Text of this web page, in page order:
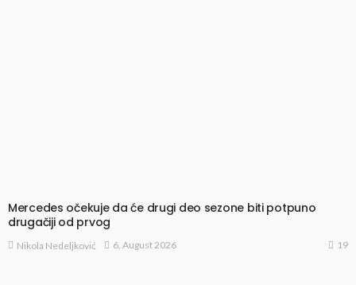
Mercedes očekuje da će drugi deo sezone biti potpuno
drugačiji od prvog
Nikola Nedeljković 6, August 2026 19